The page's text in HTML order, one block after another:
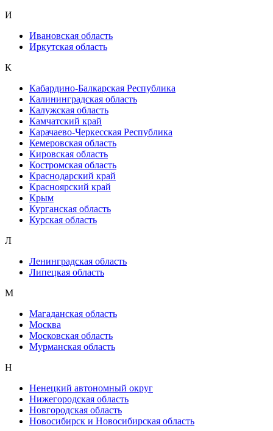
И
Ивановская область
Иркутская область
К
Кабардино-Балкарская Республика
Калининградская область
Калужская область
Камчатский край
Карачаево-Черкесская Республика
Кемеровская область
Кировская область
Костромская область
Краснодарский край
Красноярский край
Крым
Курганская область
Курская область
Л
Ленинградская область
Липецкая область
М
Магаданская область
Москва
Московская область
Мурманская область
Н
Ненецкий автономный округ
Нижегородская область
Новгородская область
Новосибирск и Новосибирская область